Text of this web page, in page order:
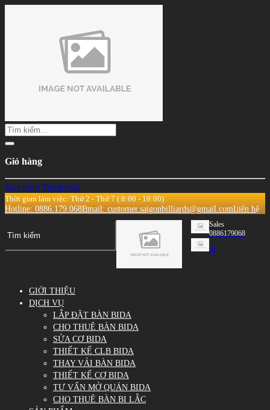
Giỏ hàng
Mua thêm Thanh toán
Thời gian làm việc: Thứ 2 - Thứ 7 ( 8:00 - 18:00)
Hotline: 0886.179.068Email: customer.saigonbilliards@gmail.comLiên hệ
Sales
0886179068
0
GIỚI THIỆU
DỊCH VỤ
LẮP ĐẶT BÀN BIDA
CHO THUÊ BÀN BIDA
SỬA CƠ BIDA
THIẾT KẾ CLB BIDA
THAY VẢI BÀN BIDA
THIẾT KẾ CƠ BIDA
TƯ VẤN MỞ QUÁN BIDA
CHO THUÊ BÀN BI LẮC